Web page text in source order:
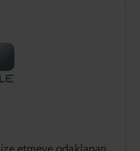
etmeye odaklanan